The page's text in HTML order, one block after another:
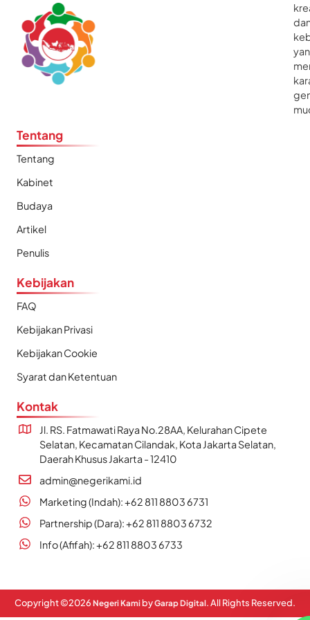
Tentang
Tentang
Kabinet
Budaya
Artikel
Penulis
Kebijakan
FAQ
Kebijakan Privasi
Kebijakan Cookie
Syarat dan Ketentuan
Kontak
Jl. RS. Fatmawati Raya No.28AA, Kelurahan Cipete
Selatan, Kecamatan Cilandak, Kota Jakarta Selatan,
Daerah Khusus Jakarta - 12410
admin@negerikami.id
Marketing (Indah): +62 811 8803 6731
Partnership (Dara): +62 811 8803 6732
Info (Afifah): +62 811 8803 6733
Copyright ©2026 Negeri Kami byGarap Digital. All Rights Reserved.